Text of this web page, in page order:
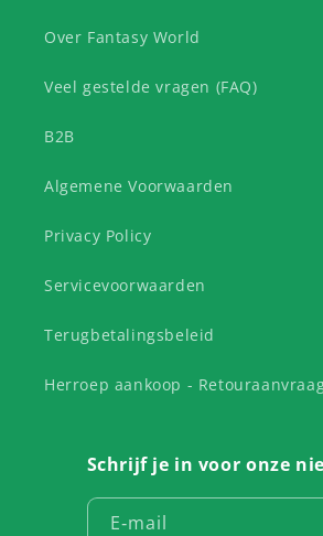
Over Fantasy World
Veel gestelde vragen (FAQ)
B2B
Algemene Voorwaarden
Privacy Policy
Servicevoorwaarden
Terugbetalingsbeleid
Herroep aankoop -
Schrijf je in voor onze
E‑mail